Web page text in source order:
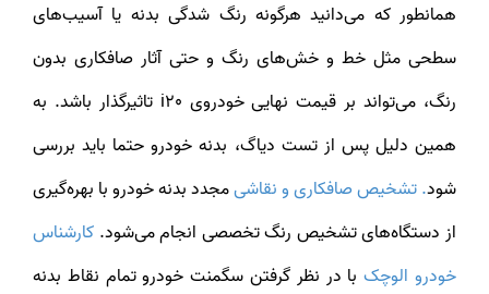
همانطور که می‌دانید هرگونه رنگ شدگی بدنه یا آسیب‌های
سطحی مثل خط و خش‌های رنگ و حتی آثار صافکاری بدون
رنگ، می‌تواند بر قیمت نهایی خودروی i20 تاثیرگذار باشد. به
همین دلیل پس از تست دیاگ، بدنه خودرو حتما باید بررسی
شود. تشخیص صافکاری و نقاشیمجدد بدنه خودرو با بهره‌گیری
از دستگاه‌های تشخیص رنگ تخصصی انجام می‌شود. کارشناس
خودرو الوچکبا در نظر گرفتن سگمنت خودرو تمام نقاط بدنه